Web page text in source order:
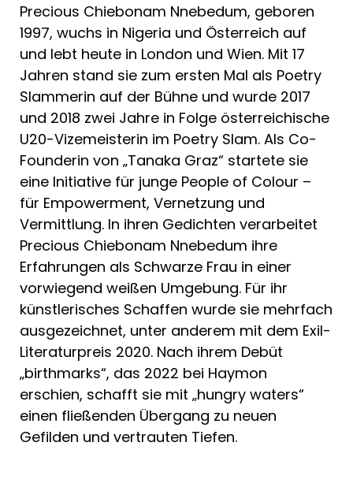
Precious Chiebonam Nnebedum, geboren
1997, wuchs in Nigeria und Österreich auf
und lebt heute in London und Wien. Mit 17
Jahren stand sie zum ersten Mal als Poetry
Slammerin auf der Bühne und wurde 2017
und 2018 zwei Jahre in Folge österreichische
U20-Vizemeisterin im Poetry Slam. Als Co-
Founderin von „Tanaka Graz“ startete sie
eine Initiative für junge People of Colour –
für Empowerment, Vernetzung und
Vermittlung. In ihren Gedichten verarbeitet
Precious Chiebonam Nnebedum ihre
Erfahrungen als Schwarze Frau in einer
vorwiegend weißen Umgebung. Für ihr
künstlerisches Schaffen wurde sie mehrfach
ausgezeichnet, unter anderem mit dem Exil-
Literaturpreis 2020. Nach ihrem Debüt
„birthmarks“, das 2022 bei Haymon
erschien, schafft sie mit „hungry waters“
einen fließenden Übergang zu neuen
Gefilden und vertrauten Tiefen.